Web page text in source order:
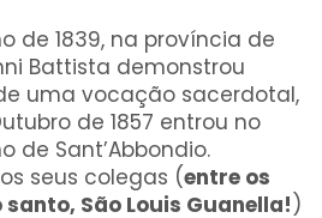
de 1839, na província de
Battista demonstrou
uma vocação sacerdotal,
de 1857 entrou no
de Sant’Abbondio.
seus colegas (entre os
São Louis Guanella!)